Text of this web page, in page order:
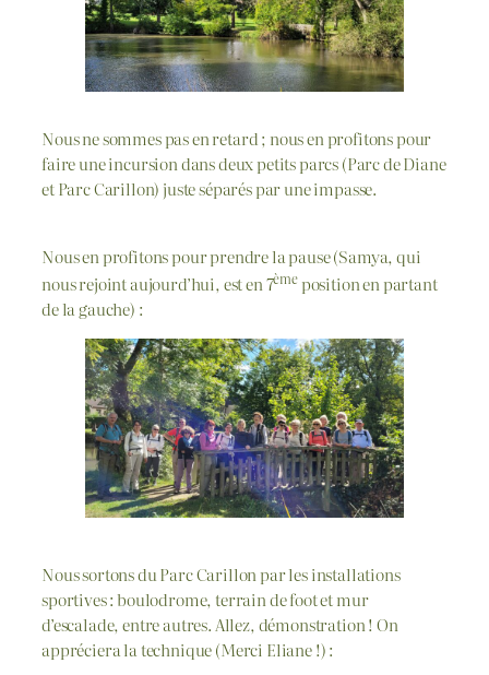
Nous ne sommes pas en retard ; nous en profitons pour
faire une incursion dans deux petits parcs (Parc de Diane
et Parc Carillon) juste séparés par une impasse.
Nous en profitons pour prendre la pause (Samya, qui
nous rejoint aujourd’hui, est en 7èmeposition en partant
de la gauche) :
Nous sortons du Parc Carillon par les installations
sportives : boulodrome, terrain de foot et mur
d’escalade, entre autres. Allez, démonstration ! On
appréciera la technique (Merci Eliane !) :